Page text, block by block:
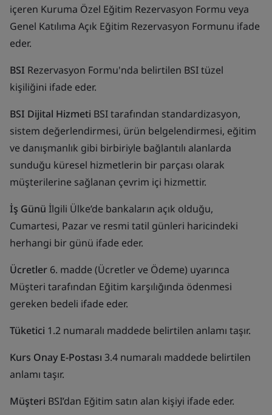
içeren Kuruma Özel Eğitim Rezervasyon Formu veya
Genel Katılıma Açık Eğitim Rezervasyon Formunu ifade
eder.
BSI Rezervasyon Formu'nda belirtilen BSI tüzel
kişiliğini ifade eder.
BSI Dijital Hizmeti BSI tarafından standardizasyon,
sistem değerlendirmesi, ürün belgelendirmesi, eğitim
ve danışmanlık gibi birbiriyle bağlantılı alanlarda
sunduğu küresel hizmetlerin bir parçası olarak
müşterilerine sağlanan çevrim içi hizmettir.
İş Günü İlgili Ülke’de bankaların açık olduğu,
Cumartesi, Pazar ve resmi tatil günleri haricindeki
herhangi bir günü ifade eder.
Ücretler 6. madde (Ücretler ve Ödeme) uyarınca
Müşteri tarafından Eğitim karşılığında ödenmesi
gereken bedeli ifade eder.
Tüketici 1.2 numaralı maddede belirtilen anlamı taşır.
Kurs Onay E-Postası 3.4 numaralı maddede belirtilen
anlamı taşır.
Müşteri BSI’dan Eğitim satın alan kişiyi ifade eder.